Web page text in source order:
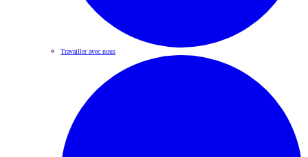
Travailler avec nous